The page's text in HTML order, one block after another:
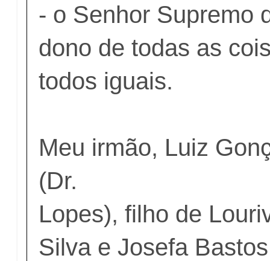
- o Senhor Supremo
dono de todas as
todos iguais.
Meu irmão, Luiz
(Dr.
Lopes), filho de
Silva e Josefa